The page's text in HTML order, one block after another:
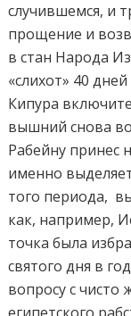
случившемся, и
прощение и
в стан Народа
«слихот» 40
Кипура
вышний снова
Рабейну принес
именно
того периода,
как, например,
точка была
святого дня в
вопросу с чисто